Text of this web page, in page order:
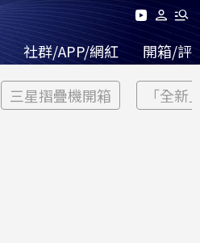
社群/APP/網紅 開箱/評
三星摺疊機開箱 「全新